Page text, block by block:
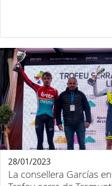
La consellera Garcías
28/01/2023